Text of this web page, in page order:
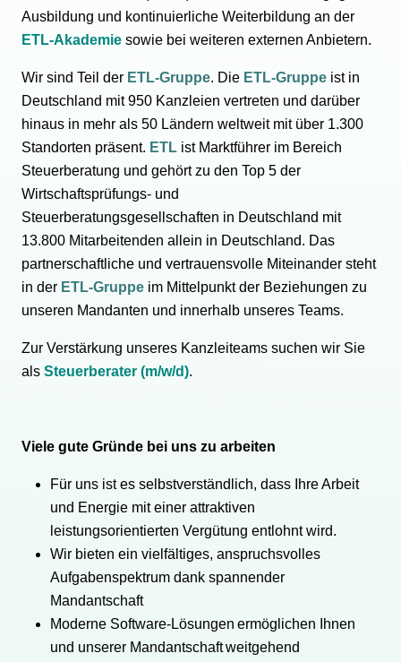
Ausbildung und kontinuierliche Weiterbildung an der
ETL-Akademie sowie bei weiteren externen Anbietern.
Wir sind Teil der ETL-Gruppe. Die ETL-Gruppe ist in
Deutschland mit 950 Kanzleien vertreten und darüber
hinaus in mehr als 50 Ländern weltweit mit über 1.300
Standorten präsent. ETL ist Marktführer im Bereich
Steuerberatung und gehört zu den Top 5 der
Wirtschaftsprüfungs- und
Steuerberatungsgesellschaften in Deutschland mit
13.800 Mitarbeitenden allein in Deutschland. Das
partnerschaftliche und vertrauensvolle Miteinander steht
in der ETL-Gruppe im Mittelpunkt der Beziehungen zu
unseren Mandanten und innerhalb unseres Teams.
Zur Verstärkung unseres Kanzleiteams suchen wir Sie
als Steuerberater (m/w/d).
Viele gute Gründe bei uns zu arbeiten
Für uns ist es selbstverständlich, dass Ihre Arbeit
und Energie mit einer attraktiven
leistungsorientierten Vergütung entlohnt wird.
Wir bieten ein vielfältiges, anspruchsvolles
Aufgabenspektrum dank spannender
Mandantschaft
Moderne Software-Lösungen ermöglichen Ihnen
und unserer Mandantschaft weitgehend